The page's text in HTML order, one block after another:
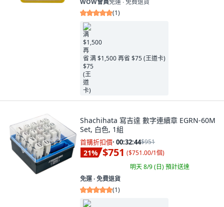
WOW會員免運 ∙ 免費退貨
(1)
满 $1,500 再省 $75 (王道卡)
Shachihata 寫吉達 數字連續章 EGRN-60M
Set, 白色, 1組
首購折扣價· 00:32:42$951
21% $751 ($751.00/1個)
明天 8/9 (日)預計送達
免運 ∙ 免費退貨
(1)